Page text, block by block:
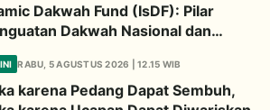
Dakwah Fund (IsDF): Pilar
Dakwah Nasional dan
RABU, 5 AGUSTUS 2026 | 12.15 WIB
karena Pedang Dapat Sembuh,